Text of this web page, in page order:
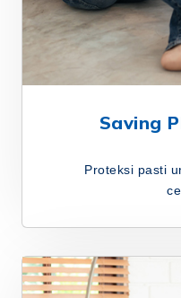
Saving
Proteksi pasti